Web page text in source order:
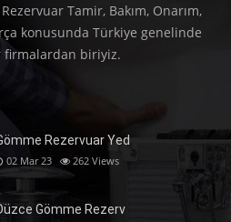
Tamir, Bakım, Onarım,
konusunda Türkiye genelinde
firmalardan biriyiz.
Rezervuar Yed
02 Mar 23 262 Views
Gömme Rezerv